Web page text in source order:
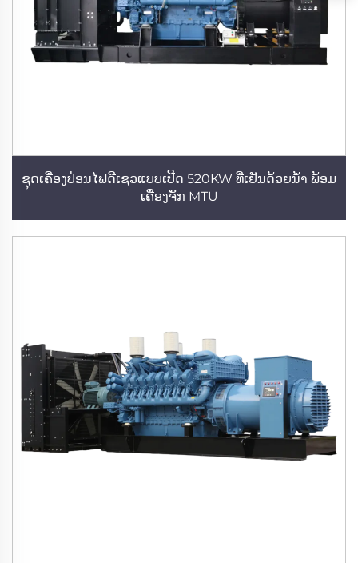
ຊຸດເຄື່ອງປ່ອນໄຟດີເຊວແບບເປີດ 520KW ທີ່ເຢັນດ້ວຍນ້ຳ ພ້ອມ
ເຄື່ອງຈັກ MTU